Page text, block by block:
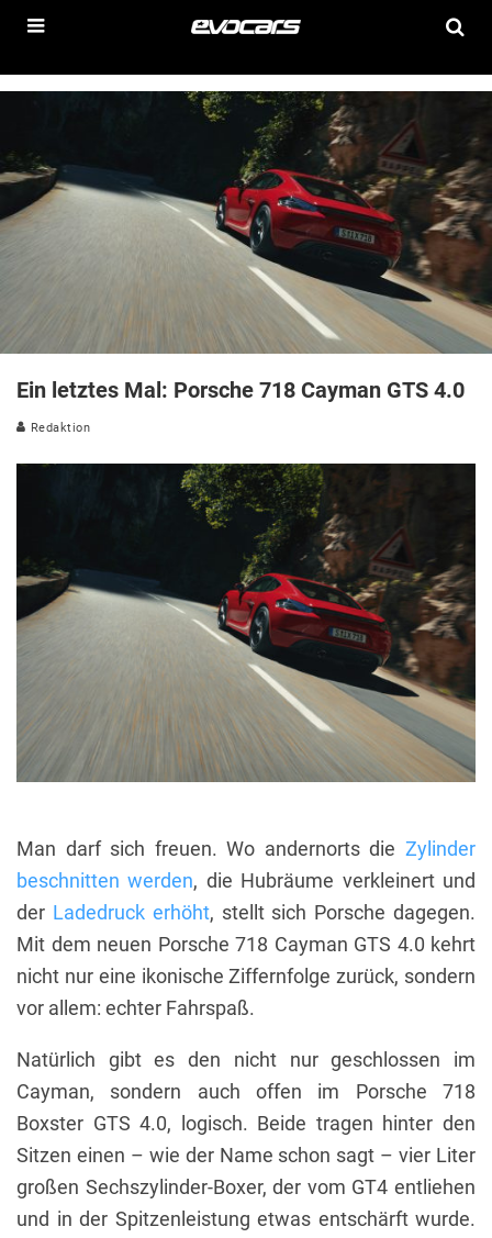
Ein letztes Mal: Porsche 718 Cayman GTS 4.0
Redaktion
Man darf sich freuen. Wo andernorts die Zylinder
beschnitten werden, die Hubräume verkleinert und
der Ladedruck erhöht, stellt sich Porsche dagegen.
Mit dem neuen Porsche 718 Cayman GTS 4.0 kehrt
nicht nur eine ikonische Ziffernfolge zurück, sondern
vor allem: echter Fahrspaß.
Natürlich gibt es den nicht nur geschlossen im
Cayman, sondern auch offen im Porsche 718
Boxster GTS 4.0, logisch. Beide tragen hinter den
Sitzen einen – wie der Name schon sagt – vier Liter
großen Sechszylinder-Boxer, der vom GT4 entliehen
und in der Spitzenleistung etwas entschärft wurde.